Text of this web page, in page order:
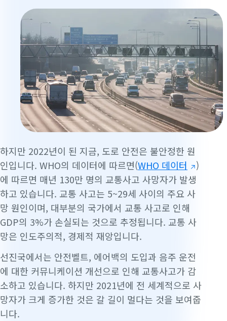
하지만 2022년이 된 지금, 도로 안전은 불안정한 원
인입니다. WHO의 데이터에 따르면(WHO 데이터
)
에 따르면 매년 130만 명의 교통사고 사망자가 발생
하고 있습니다. 교통 사고는 5~29세 사이의 주요 사
망 원인이며, 대부분의 국가에서 교통 사고로 인해
GDP의 3%가 손실되는 것으로 추정됩니다. 교통 사
망은 인도주의적, 경제적 재앙입니다.
선진국에서는 안전벨트, 에어백의 도입과 음주 운전
에 대한 커뮤니케이션 개선으로 인해 교통사고가 감
소하고 있습니다. 하지만 2021년에 전 세계적으로 사
망자가 크게 증가한 것은 갈 길이 멀다는 것을 보여줍
니다.